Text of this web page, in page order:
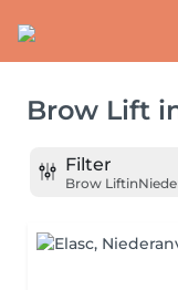
Brow Lift
Filter
Brow Liftin